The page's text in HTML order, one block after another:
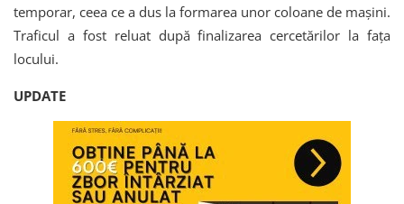
temporar, ceea ce a dus la formarea unor coloane de mașini.
Traficul a fost reluat după finalizarea cercetărilor la fața
locului.
UPDATE